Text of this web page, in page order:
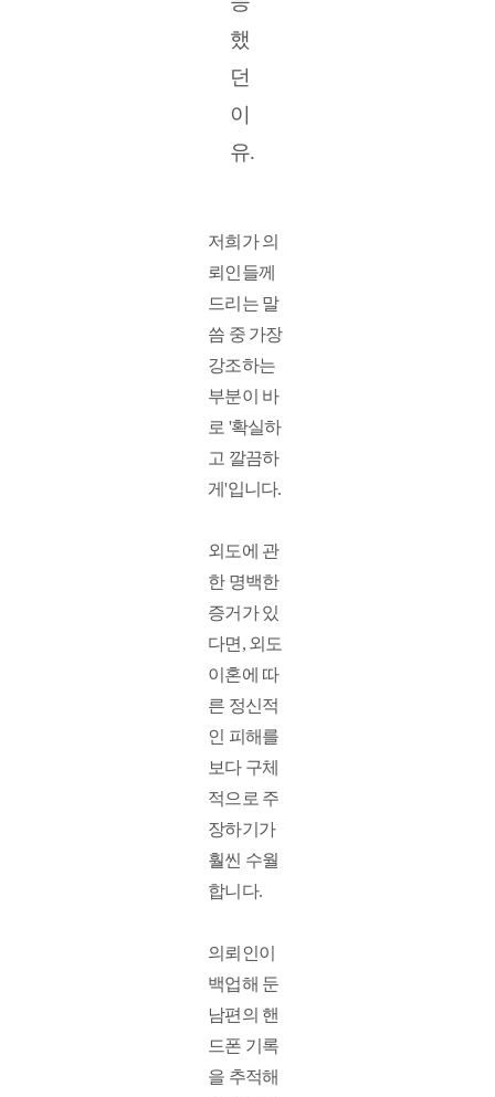
했
던
이
유.
저희가 의
뢰인들께
드리는 말
씀 중 가장
강조하는
부분이 바
로 '확실하
고 깔끔하
게'입니다.
외도에 관
한 명백한
증거가 있
다면, 외도
이혼에 따
른 정신적
인 피해를
보다 구체
적으로 주
장하기가
훨씬 수월
합니다.
의뢰인이
백업해 둔
남편의 핸
드폰 기록
을 추적해